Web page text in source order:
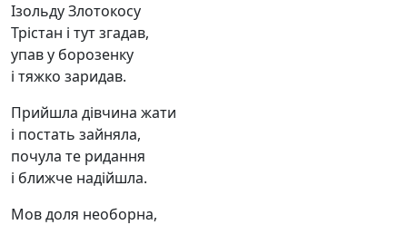
Ізольду Злотокосу
Трістан і тут згадав,
упав у борозенку
і тяжко заридав.
Прийшла дівчина жати
і постать зайняла,
почула те ридання
і ближче надійшла.
Мов доля необорна,